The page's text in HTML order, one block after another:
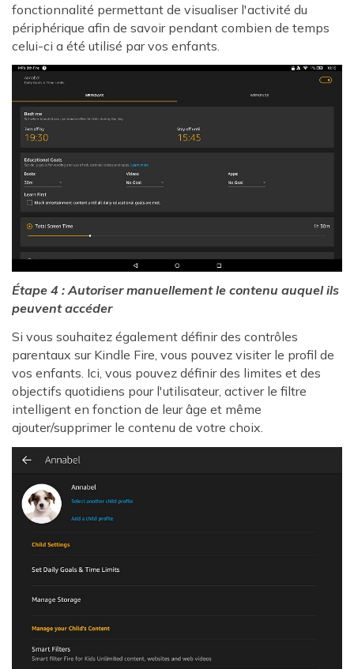
fonctionnalité permettant de visualiser l'activité du
périphérique afin de savoir pendant combien de temps
celui-ci a été utilisé par vos enfants.
Étape 4 : Autoriser manuellement le contenu auquel ils
peuvent accéder
Si vous souhaitez également définir des contrôles
parentaux sur Kindle Fire, vous pouvez visiter le profil de
vos enfants. Ici, vous pouvez définir des limites et des
objectifs quotidiens pour l'utilisateur, activer le filtre
intelligent en fonction de leur âge et même
ajouter/supprimer le contenu de votre choix.